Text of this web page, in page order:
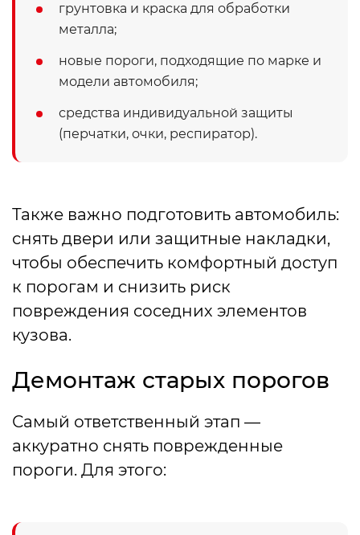
грунтовка и краска для обработки
металла;
новые пороги, подходящие по марке и
модели автомобиля;
средства индивидуальной защиты
(перчатки, очки, респиратор).
Также важно подготовить автомобиль:
снять двери или защитные накладки,
чтобы обеспечить комфортный доступ
к порогам и снизить риск
повреждения соседних элементов
кузова.
Демонтаж старых порогов
Самый ответственный этап —
аккуратно снять поврежденные
пороги. Для этого: